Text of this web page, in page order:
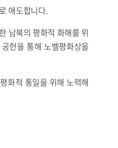
애도합니다.
남북의 평화적 화해를 위
헌을 통해 노벨평화상을
화적 통일을 위해 노력해